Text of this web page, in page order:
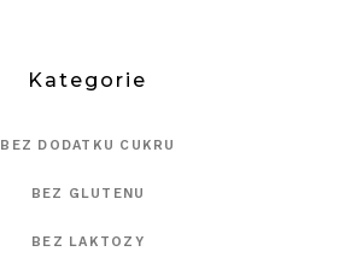
Kategorie
BEZ DODATKU CUKRU
BEZ GLUTENU
BEZ LAKTOZY